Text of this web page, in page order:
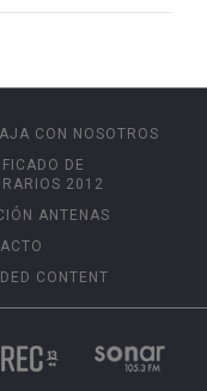
CON NOSOTROS
DE
2012
ANTENAS
CONTENT